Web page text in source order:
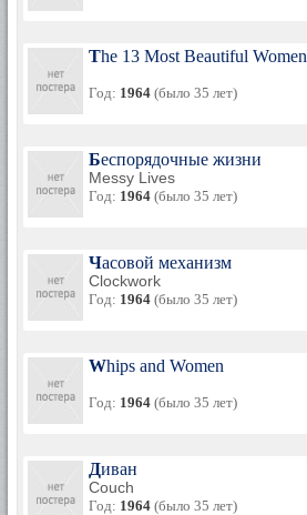
The 13 Most Beautiful Women
Год: 1964 (было 35 лет)
Беспорядочные жизни
Messy Lives
Год: 1964 (было 35 лет)
Часовой механизм
Clockwork
Год: 1964 (было 35 лет)
Whips and Women
Год: 1964 (было 35 лет)
Диван
Couch
Год: 1964 (было 35 лет)